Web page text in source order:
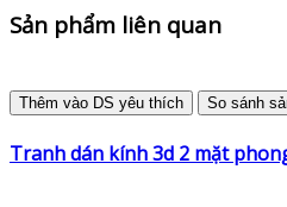
Sản phẩm liên quan
Thêm vào DS yêu thích So sánh
Tranh dán kính 3d 2 mặt